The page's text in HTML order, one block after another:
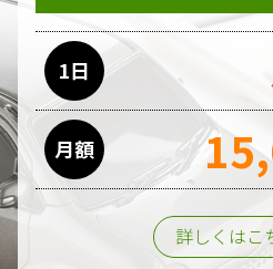
1日
月額
詳しくはこ